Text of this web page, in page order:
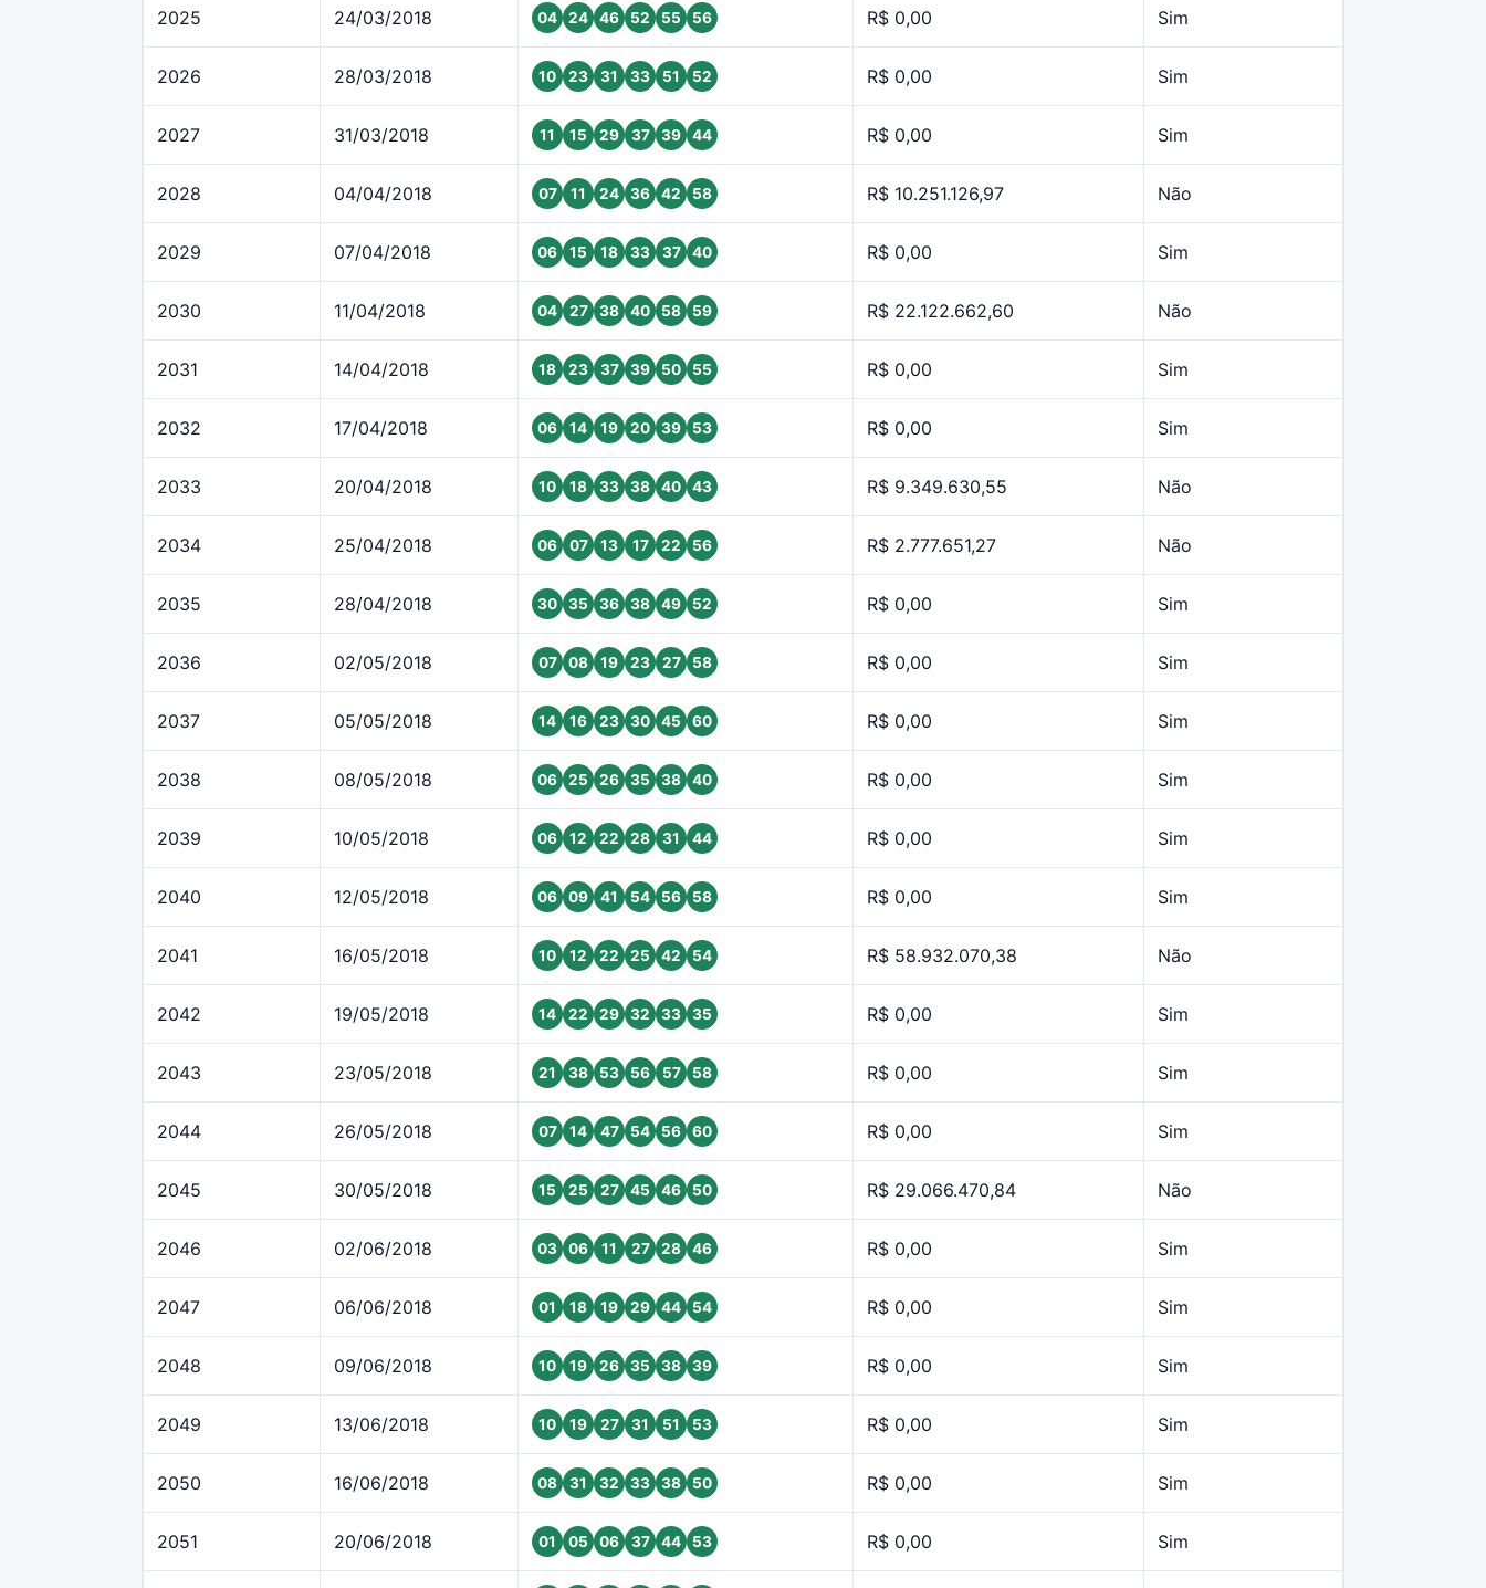
2025 24/03/2018 04 24 46 52 55 56 R$ 0,00 Sim
2026 28/03/2018 10 23 31 33 51 52 R$ 0,00 Sim
2027 31/03/2018 11 15 29 37 39 44 R$ 0,00 Sim
2028 04/04/2018 07 11 24 36 42 58 R$ 10.251.126,97 Não
2029 07/04/2018 06 15 18 33 37 40 R$ 0,00 Sim
2030 11/04/2018 04 27 38 40 58 59 R$ 22.122.662,60 Não
2031 14/04/2018 18 23 37 39 50 55 R$ 0,00 Sim
2032 17/04/2018 06 14 19 20 39 53 R$ 0,00 Sim
2033 20/04/2018 10 18 33 38 40 43 R$ 9.349.630,55 Não
2034 25/04/2018 06 07 13 17 22 56 R$ 2.777.651,27 Não
2035 28/04/2018 30 35 36 38 49 52 R$ 0,00 Sim
2036 02/05/2018 07 08 19 23 27 58 R$ 0,00 Sim
2037 05/05/2018 14 16 23 30 45 60 R$ 0,00 Sim
2038 08/05/2018 06 25 26 35 38 40 R$ 0,00 Sim
2039 10/05/2018 06 12 22 28 31 44 R$ 0,00 Sim
2040 12/05/2018 06 09 41 54 56 58 R$ 0,00 Sim
2041 16/05/2018 10 12 22 25 42 54 R$ 58.932.070,38 Não
2042 19/05/2018 14 22 29 32 33 35 R$ 0,00 Sim
2043 23/05/2018 21 38 53 56 57 58 R$ 0,00 Sim
2044 26/05/2018 07 14 47 54 56 60 R$ 0,00 Sim
2045 30/05/2018 15 25 27 45 46 50 R$ 29.066.470,84 Não
2046 02/06/2018 03 06 11 27 28 46 R$ 0,00 Sim
2047 06/06/2018 01 18 19 29 44 54 R$ 0,00 Sim
2048 09/06/2018 10 19 26 35 38 39 R$ 0,00 Sim
2049 13/06/2018 10 19 27 31 51 53 R$ 0,00 Sim
2050 16/06/2018 08 31 32 33 38 50 R$ 0,00 Sim
2051 20/06/2018 01 05 06 37 44 53 R$ 0,00 Sim